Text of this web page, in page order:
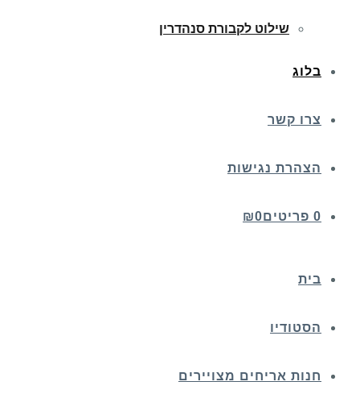
שילוט לקבורת סנהדרין
בלוג
צרו קשר
הצהרת נגישות
0 פריטים ₪0
בית
הסטודיו
חנות אריחים מצויירים